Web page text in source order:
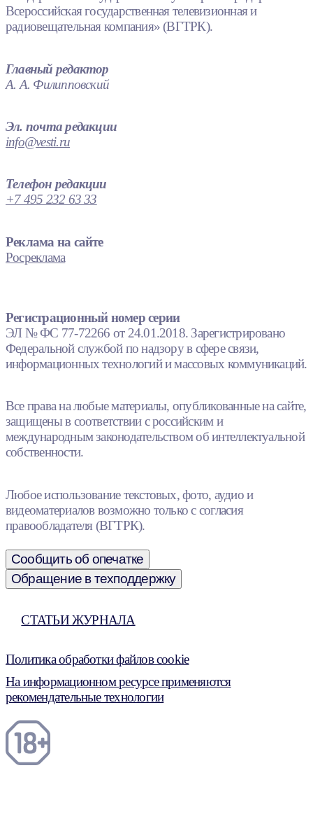
Всероссийская государственная телевизионная и
радиовещательная компания» (ВГТРК).
Главный редактор
А. А. Филипповский
Эл. почта редакции
info@vesti.ru
Телефон редакции
+7 495 232 63 33
Реклама на сайте
Росреклама
Регистрационный номер серии
ЭЛ № ФС 77-72266 от 24.01.2018. Зарегистрировано
Федеральной службой по надзору в сфере связи,
информационных технологий и массовых коммуникаций.
Все права на любые материалы, опубликованные на сайте,
защищены в соответствии с российским и
международным законодательством об интеллектуальной
собственности.
Любое использование текстовых, фото, аудио и
видеоматериалов возможно только с согласия
правообладателя (ВГТРК).
Сообщить об опечатке
Обращение в техподдержку
СТАТЬИ ЖУРНАЛА
Политика обработки файлов cookie
На информационном ресурсе применяются
рекомендательные технологии